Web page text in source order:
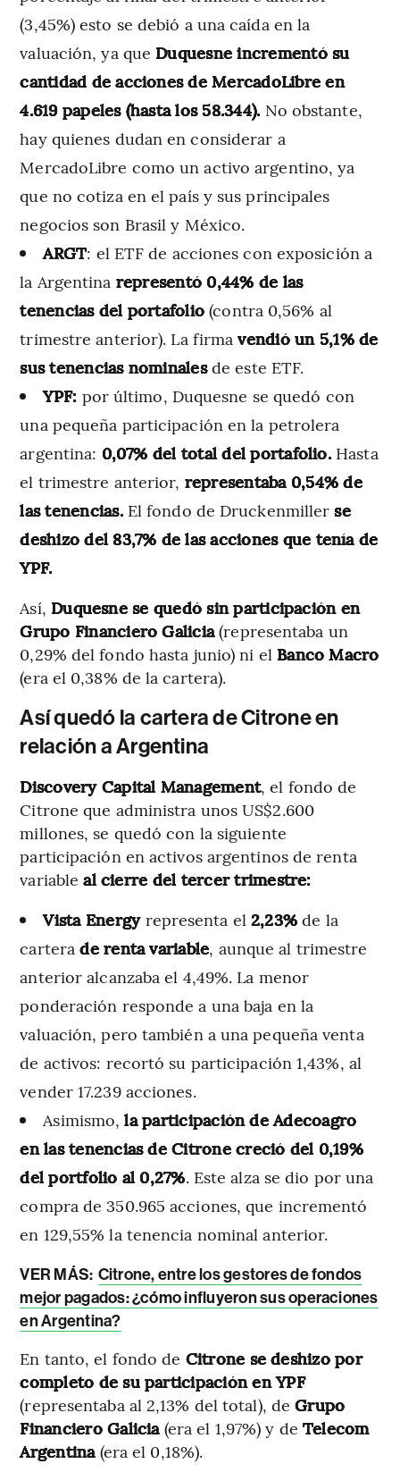
(3,45%) esto se debió a una caída en la
valuación, ya que Duquesne incrementó su
cantidad de acciones de MercadoLibre en
4.619 papeles (hasta los 58.344). No obstante,
hay quienes dudan en considerar a
MercadoLibre como un activo argentino, ya
que no cotiza en el país y sus principales
negocios son Brasil y México.
ARGT: el ETF de acciones con exposición a
la Argentina representó 0,44% de las
tenencias del portafolio (contra 0,56% al
trimestre anterior). La firmavendió un 5,1% de
sus tenencias nominalesde este ETF.
YPF: por último, Duquesne se quedó con
una pequeña participación en la petrolera
argentina: 0,07% del total del portafolio. Hasta
el trimestre anterior, representaba 0,54% de
las tenencias.El fondo de Druckenmillerse
deshizo del 83,7% de las acciones que tenía de
YPF.
Así, Duquesne se quedó sin participación en
Grupo Financiero Galicia(representaba un
0,29% del fondo hasta junio) ni el Banco Macro
(era el 0,38% de la cartera).
Así quedó la cartera de Citrone en
relación a Argentina
Discovery Capital Management, el fondo de
Citrone que administra unos US$2.600
millones, se quedó con la siguiente
participación en activos argentinos de renta
variableal cierre del tercer trimestre:
Vista Energy representa el 2,23%de la
cartera de renta variable, aunque al trimestre
anterior alcanzaba el 4,49%. La menor
ponderación responde a una baja en la
valuación, pero también a una pequeña venta
de activos: recortó su participación 1,43%, al
vender 17.239 acciones.
Asimismo,la participación de Adecoagro
en las tenencias de Citrone creció del 0,19%
del portfolio al 0,27%. Este alza se dio por una
compra de 350.965 acciones, que incrementó
en 129,55% la tenencia nominal anterior.
VER MÁS: Citrone, entre los gestores de fondos
mejor pagados: ¿cómo influyeron sus operaciones
en Argentina?
En tanto, el fondo de Citrone se deshizo por
completo de su participación en YPF
(representaba al 2,13% del total), deGrupo
Financiero Galicia(era el 1,97%) y de Telecom
Argentina(era el 0,18%).